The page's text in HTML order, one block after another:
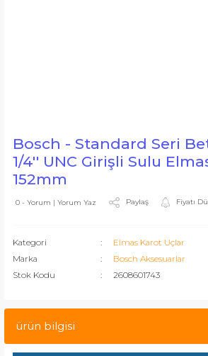
Bosch - Standard Seri
1/4'' UNC Girişli Sulu
152mm
0 - Yorum | Yorum Yaz Paylaş Fiyatı
Kategori
Elmas Karot Uçlar
Marka
Bosch Aksesuarlar
Stok Kodu
2608601743
ürün bilgisi